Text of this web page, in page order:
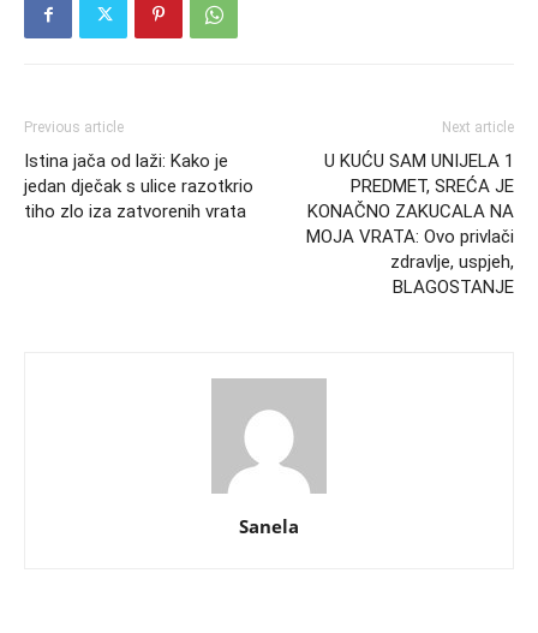
Previous article
Istina jača od laži: Kako je
jedan dječak s ulice razotkrio
tiho zlo iza zatvorenih vrata
Next article
U KUĆU SAM UNIJELA 1
PREDMET, SREĆA JE
KONAČNO ZAKUCALA NA
MOJA VRATA: Ovo privlači
zdravlje, uspjeh,
BLAGOSTANJE
Sanela